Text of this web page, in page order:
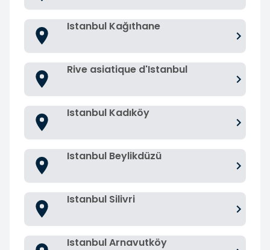
Istanbul Kağıthane
Rive asiatique d'Istanbul
Istanbul Kadıköy
Istanbul Beylikdüzü
Istanbul Silivri
Istanbul Arnavutköy